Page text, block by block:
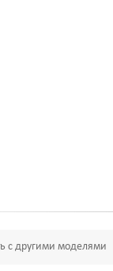
с другими моделями